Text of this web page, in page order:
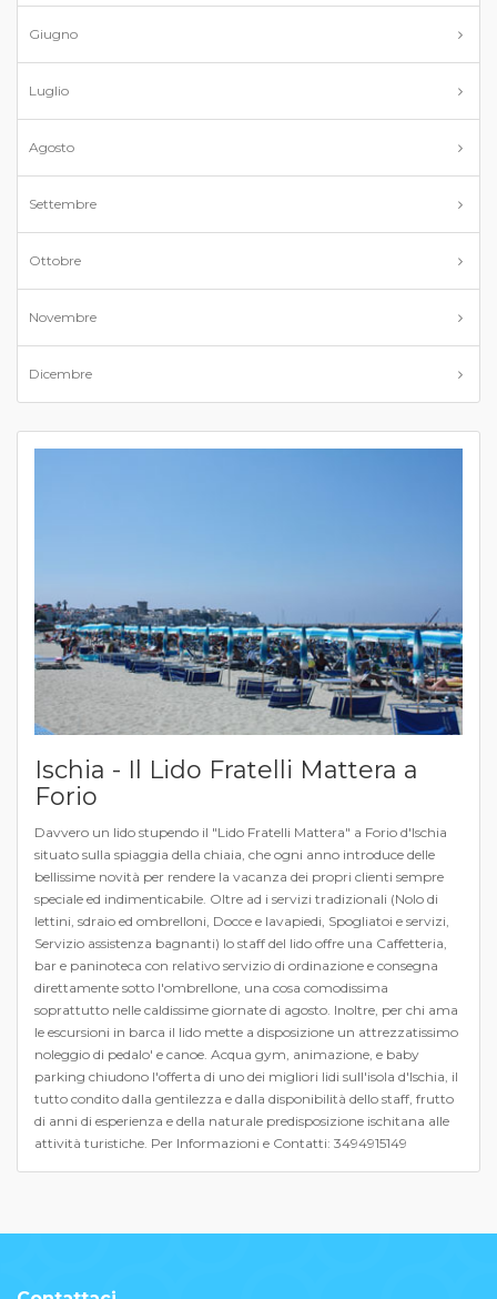
Giugno
Luglio
Agosto
Settembre
Ottobre
Novembre
Dicembre
Ischia - Il Lido Fratelli Mattera a
Forio
Davvero un lido stupendo il "Lido Fratelli Mattera" a Forio d'Ischia
situato sulla spiaggia della chiaia, che ogni anno introduce delle
bellissime novità per rendere la vacanza dei propri clienti sempre
speciale ed indimenticabile. Oltre ad i servizi tradizionali (Nolo di
lettini, sdraio ed ombrelloni, Docce e lavapiedi, Spogliatoi e servizi,
Servizio assistenza bagnanti) lo staff del lido offre una Caffetteria,
bar e paninoteca con relativo servizio di ordinazione e consegna
direttamente sotto l'ombrellone, una cosa comodissima
soprattutto nelle caldissime giornate di agosto. Inoltre, per chi ama
le escursioni in barca il lido mette a disposizione un attrezzatissimo
noleggio di pedalo' e canoe. Acqua gym, animazione, e baby
parking chiudono l'offerta di uno dei migliori lidi sull'isola d'Ischia, il
tutto condito dalla gentilezza e dalla disponibilità dello staff, frutto
di anni di esperienza e della naturale predisposizione ischitana alle
attività turistiche. Per Informazioni e Contatti: 3494915149